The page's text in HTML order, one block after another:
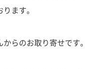
ます。
らのお取り寄せです。